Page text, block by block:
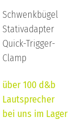
Schwenkbügel
Stativadapter
Quick-Trigger-
Clamp
über 100 d&b
Lautsprecher
bei uns im Lager